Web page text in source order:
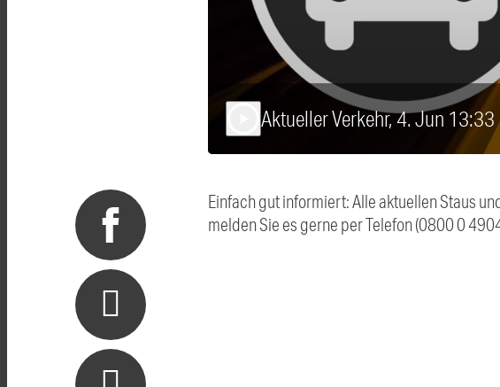
Aktueller Verkehr, 4. Jun 13:33
Einfach gut informiert: Alle aktuellen Staus
melden Sie es gerne per Telefon (0800 0